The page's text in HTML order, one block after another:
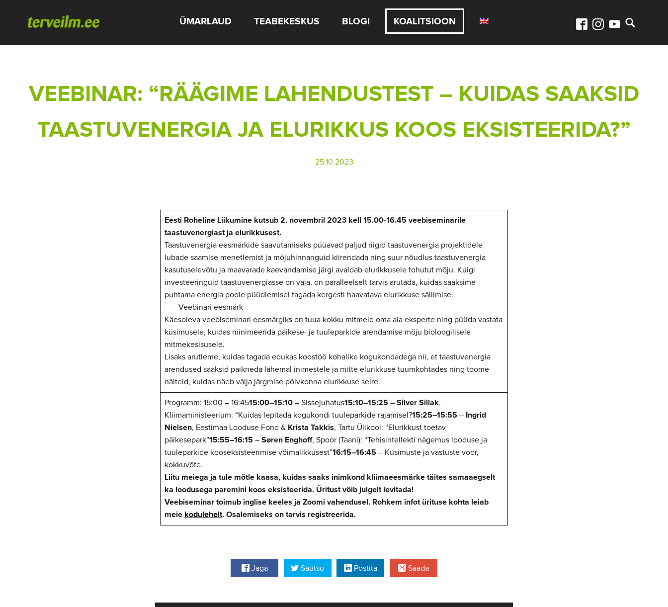
ÜMARLAUD TEABEKESKUS BLOGI KOALITSIOON
VEEBINAR: “RÄÄGIME LAHENDUSTEST – KUIDAS SAAKSID
TAASTUVENERGIA JA ELURIKKUS KOOS EKSISTEERIDA?”
25.10.2023
Eesti Roheline Liikumine kutsub 2. novembril 2023 kell 15.00-16.45 veebiseminarile
taastuvenergiast ja elurikkusest.
Taastuvenergia eesmärkide saavutamiseks püüavad paljud riigid taastuvenergia projektidele
lubade saamise menetlemist ja mõjuhinnanguid kiirendada ning suur nõudlus taastuvenergia
kasutuselevõtu ja maavarade kaevandamise järgi avaldab elurikkusele tohutut mõju. Kuigi
investeeringuid taastuvenergiasse on vaja, on paralleelselt tarvis arutada, kuidas saaksime
puhtama energia poole püüdlemisel tagada kergesti haavatava elurikkuse säilimise.
Veebinari eesmärk
Käesoleva veebiseminari eesmärgiks on tuua kokku mitmeid oma ala eksperte ning püüda vastata
küsimusele, kuidas minimeerida päikese- ja tuuleparkide arendamise mõju bioloogilisele
mitmekesisusele.
Lisaks arutleme, kuidas tagada edukas koostöö kohalike kogukondadega nii, et taastuvenergia
arendused saaksid paikneda lähemal inimestele ja mitte elurikkuse tuumkohtades ning toome
näiteid, kuidas näeb välja järgmise põlvkonna elurikkuse seire.
Programm: 15:00 – 16:4515:00–15:10 – Sissejuhatus15:10–15:25 – Silver Sillak,
Kliimaministeerium: “Kuidas lepitada kogukondi tuuleparkide rajamisel?15:25–15:55 – Ingrid
Nielsen, Eestimaa Looduse Fond & Krista Takkis, Tartu Ülikool: “Elurikkust toetav
päikesepark”15:55–16:15 – Søren Enghoff, Spoor (Taani): “Tehisintellekti nägemus looduse ja
tuuleparkide kooseksisteerimise võimalikkusest”16:15–16:45 – Küsimuste ja vastuste voor,
kokkuvõte.
Liitu meiega ja tule mõtle kaasa, kuidas saaks inimkond kliimaeesmärke täites samaaegselt
ka loodusega paremini koos eksisteerida. Üritust võib julgelt levitada!
Veebiseminar toimub inglise keeles ja Zoomi vahendusel. Rohkem infot ürituse kohta leiab
meie kodulehelt. Osalemiseks on tarvis registreerida.
Jaga Säutsu Postita Saada